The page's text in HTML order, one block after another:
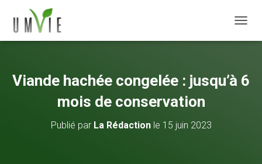
Viande hachée congelée : jusqu’à 6
mois de conservation
Publié par La Rédactionle 15 juin 2023